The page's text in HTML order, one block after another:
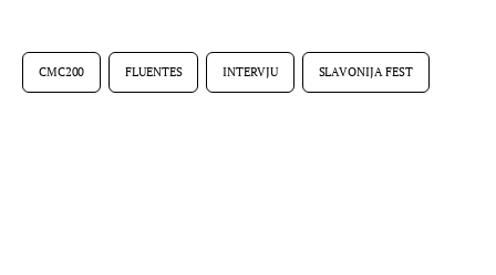
CMC200 FLUENTES INTERVJU SLAVONIJA FEST